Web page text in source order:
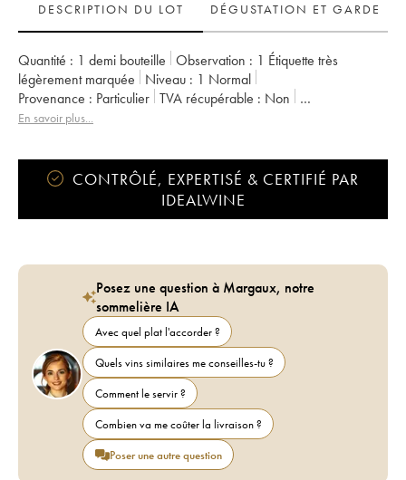
DESCRIPTION DU LOT
DÉGUSTATION ET GARDE
Quantité : 1 demi bouteille Observation : 1 Étiquette très
légèrement marquée
Niveau : 1 Normal
Provenance : particulier TVA récupérable :
non
Région :
Roussillon
En savoir plus...
CONTRÔLÉ, EXPERTISÉ & CERTIFIÉ PAR
IDEALWINE
Posez une question à Margaux, notre
sommelière IA
Avec quel plat l'accorder ?
Quels vins similaires me conseilles-tu ?
Comment le servir ?
Combien va me coûter la livraison ?
Poser une autre question